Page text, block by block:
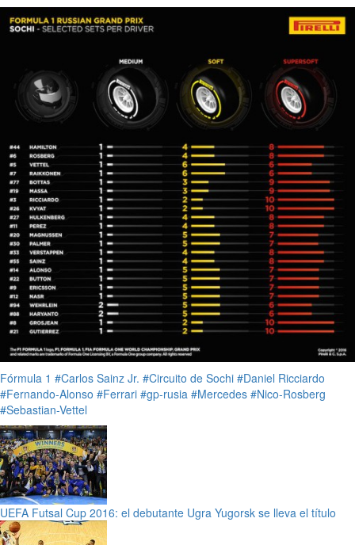
Fórmula 1 #Carlos Sainz Jr. #Circuito de Sochi #Daniel Ricciardo
#Fernando-Alonso #Ferrari #gp-rusia #Mercedes #Nico-Rosberg
#Sebastian-Vettel
UEFA Futsal Cup 2016: el debutante Ugra Yugorsk se lleva el título